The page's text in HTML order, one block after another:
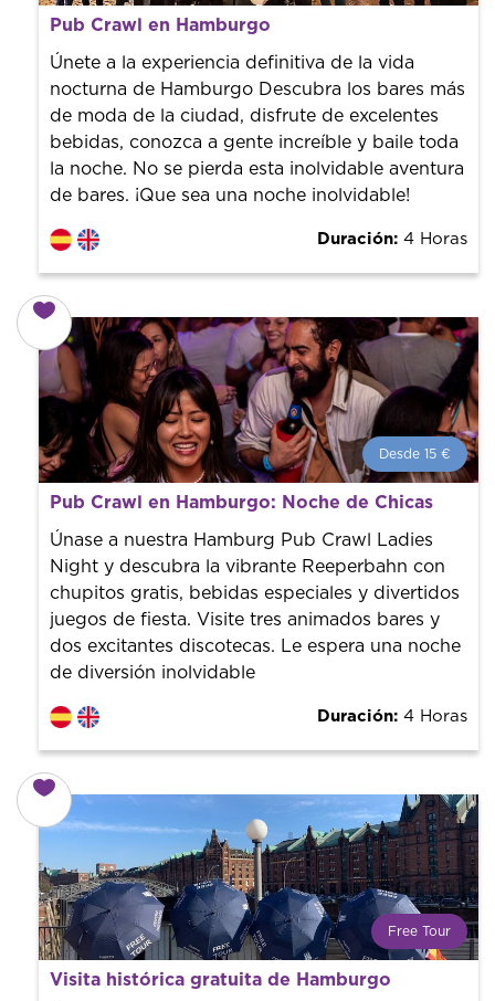
Desde 17 € por persona.
¡Reserva con nosotros! Colaboramos con los mejores
guías de la ciudad para tener el mejor precio y servicio.
Pub Crawl en Hamburgo
Únete a la experiencia definitiva de la vida
nocturna de Hamburgo Descubra los bares más
de moda de la ciudad, disfrute de excelentes
bebidas, conozca a gente increíble y baile toda
la noche. No se pierda esta inolvidable aventura
de bares. ¡Que sea una noche inolvidable!
Duración: 4 Horas
Desde 15 €
Desde 15 € por persona.
¡Reserva con nosotros! Colaboramos con los mejores
guías de la ciudad para tener el mejor precio y servicio.
Pub Crawl en Hamburgo: Noche de Chicas
Únase a nuestra Hamburg Pub Crawl Ladies
Night y descubra la vibrante Reeperbahn con
chupitos gratis, bebidas especiales y divertidos
juegos de fiesta. Visite tres animados bares y
dos excitantes discotecas. Le espera una noche
de diversión inolvidable
Duración: 4 Horas
Free Tour
¿Qué es un FREE TOUR?
Tendencia mundial en rutas turísticas. Reserva sin coste
Visita histórica gratuita de Hamburgo